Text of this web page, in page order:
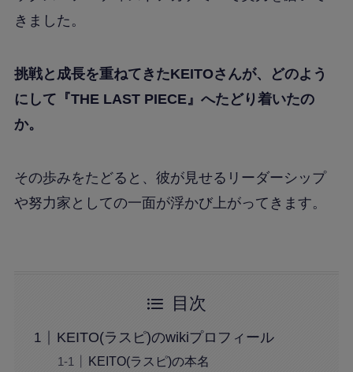
きました。
挑戦と成長を重ねてきたKEITOさんが、どのよう
にして『THE LAST PIECE』へたどり着いたの
か。
その歩みをたどると、彼が見せるリーダーシップ
や努力家としての一面が浮かび上がってきます。
目次
KEITO(ラスピ)のwikiプロフィール
KEITO(ラスピ)の本名